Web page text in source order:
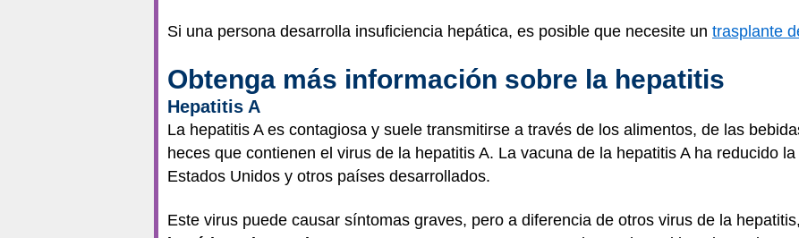
Si una persona desarrolla insuficiencia hepática, es posible que necesite un trasplante
Obtenga más información sobre la hepatitis
Hepatitis A
La hepatitis A es contagiosa y suele transmitirse a través de los alimentos, de las
heces que contienen el virus de la hepatitis A. La vacuna de la hepatitis A ha reducido
Estados Unidos y otros países desarrollados.
Este virus puede causar síntomas graves, pero a diferencia de otros virus de la hepatitis,